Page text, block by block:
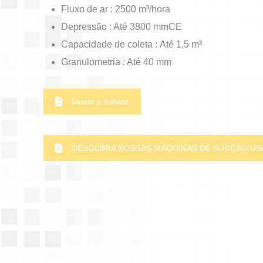
Fluxo de ar : 2500 m³/hora
Depressão : Até 3800 mmCE
Capacidade de coleta : Até 1,5 m³
Granulometria : Até 40 mm
baixar o folheto
DESCUBRA NOSSAS MÁQUINAS DE SUCÇÃO